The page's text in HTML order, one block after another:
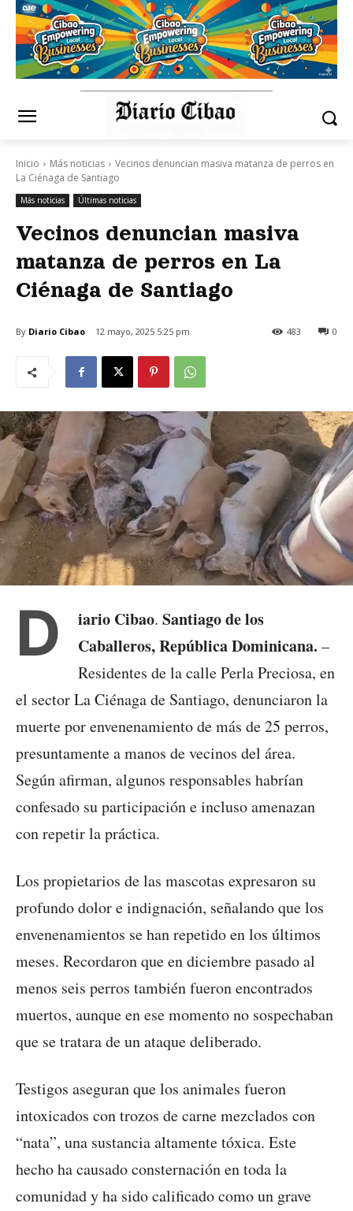
Inicio Más noticias
Vecinos denuncian masiva matanza de perros en
La Ciénaga de Santiago
Más noticias Últimas noticias
Vecinos denuncian masiva
matanza de perros en La
Ciénaga de Santiago
By Diario Cibao 12 mayo, 2025 5:25 pm 0
483
D iario Cibao. Santiago de los
Caballeros, República Dominicana. –
Residentes de la calle Perla Preciosa, en
el sector La Ciénaga de Santiago, denunciaron la
muerte por envenenamiento de más de 25 perros,
presuntamente a manos de vecinos del área.
Según afirman, algunos responsables habrían
confesado su participación e incluso amenazan
con repetir la práctica.
Los propietarios de las mascotas expresaron su
profundo dolor e indignación, señalando que los
envenenamientos se han repetido en los últimos
meses. Recordaron que en diciembre pasado al
menos seis perros también fueron encontrados
muertos, aunque en ese momento no sospechaban
que se tratara de un ataque deliberado.
Testigos aseguran que los animales fueron
intoxicados con trozos de carne mezclados con
“nata”, una sustancia altamente tóxica. Este
hecho ha causado consternación en toda la
comunidad y ha sido calificado como un grave